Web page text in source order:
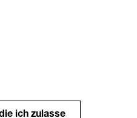
ich zulasse